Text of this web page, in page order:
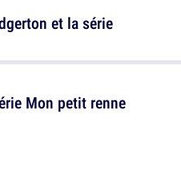
et la série
Mon petit renne